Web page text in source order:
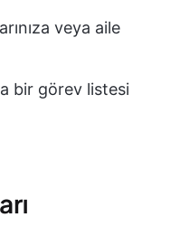
veya aile
bir görev listesi